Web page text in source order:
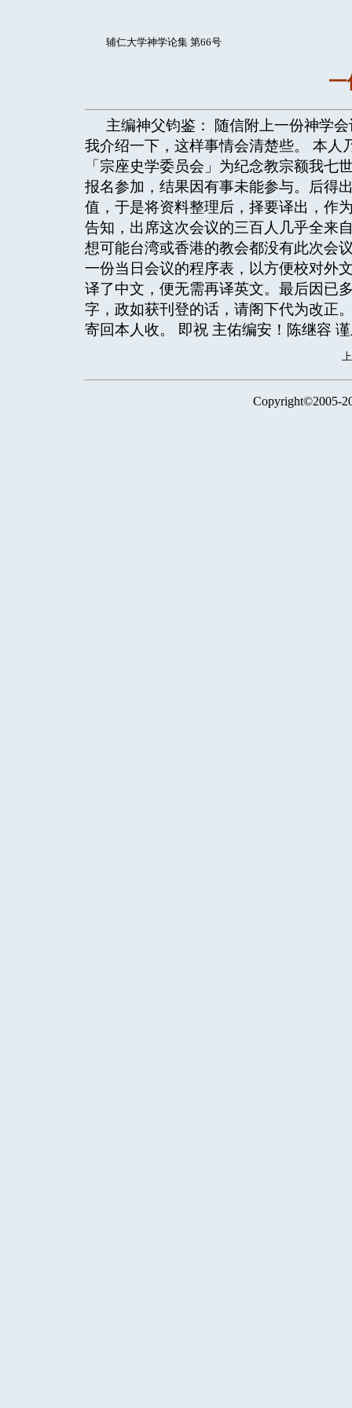
辅仁大学神学论集 第66号
一
主编神父钧鉴： 随信附上一份神学
我介绍一下，这样事情会清楚些。 本人
「宗座史学委员会」为纪念教宗额我
报名参加，结果因有事未能参与。后得
值，于是将资料整理后，择要译出，作
告知，出席这次会议的三百人几乎全来
想可能台湾或香港的教会都没有此次会
一份当日会议的程序表，以方便校对外
译了中文，便无需再译英文。最后因已
字，政如获刊登的话，请阁下代为改正
寄回本人收。 即祝 主佑编安！陈继容
Copyright©2005-